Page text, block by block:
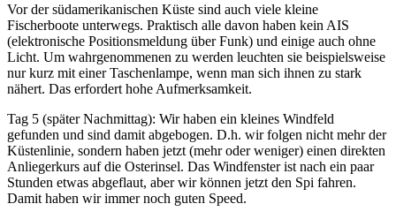
Vor der südamerikanischen Küste sind auch viele kleine
Fischerboote unterwegs. Praktisch alle davon haben kein AIS
(elektronische Positionsmeldung über Funk) und einige auch ohne
Licht. Um wahrgenommenen zu werden leuchten sie beispielsweise
nur kurz mit einer Taschenlampe, wenn man sich ihnen zu stark
nähert. Das erfordert hohe Aufmerksamkeit.
Tag 5 (später Nachmittag): Wir haben ein kleines Windfeld
gefunden und sind damit abgebogen. D.h. wir folgen nicht mehr der
Küstenlinie, sondern haben jetzt (mehr oder weniger) einen direkten
Anliegerkurs auf die Osterinsel. Das Windfenster ist nach ein paar
Stunden etwas abgeflaut, aber wir können jetzt den Spi fahren.
Damit haben wir immer noch guten Speed.